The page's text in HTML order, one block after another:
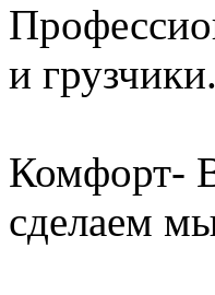
и грузчики.
Комфорт-
сделаем